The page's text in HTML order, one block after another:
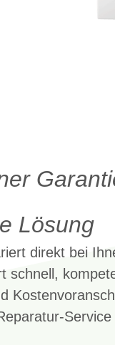
Lösung
direkt bei
schnell,
Service